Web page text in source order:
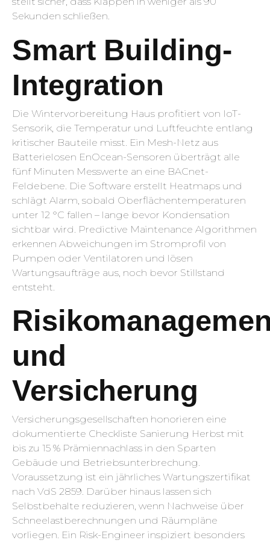
Sekunden schließen.
Smart Building-
Integration
Die Wintervorbereitung Haus profitiert von IoT-
Sensorik, die Temperatur und Luftfeuchte entlang
kritischer Bauteile misst. Ein Mesh-Netz aus
Batterielosen EnOcean-Sensoren überträgt alle
fünf Minuten Messwerte an eine BACnet-
Feldebene. Die Software erstellt Heatmaps und
schlägt Alarm, sobald Oberflächentemperaturen
unter 12 °C fallen – lange bevor Kondensation
sichtbar wird. Predictive Maintenance Algorithmen
erkennen Abweichungen im Stromprofil von
Pumpen oder Ventilatoren und lösen
Wartungsaufträge aus, noch bevor Stillstand
entsteht.
und
Versicherung
Versicherungsgesellschaften honorieren eine
dokumentierte Checkliste Sanierung Herbst mit
bis zu 15 % Prämiennachlass in den Sparten
Gebäude und Betriebsunterbrechung.
Voraussetzung ist ein jährliches Wartungszertifikat
nach VdS 2859. Darüber hinaus lassen sich
Selbstbehalte reduzieren, wenn Nachweise über
Schneelastberechnungen und Räumpläne
vorliegen. Ein Risk-Engineer inspiziert besonders